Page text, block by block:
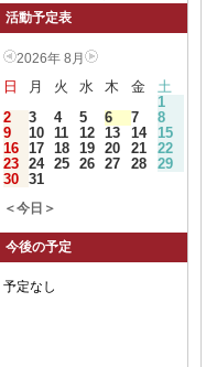
活動予定表
2026年 8月
日 月 火 水 木 金
土
1
2
3 4 5 6 7
8
9
10 11 12 13 14
15
16 17 18 19 20 21
22
23 24 25 26 27 28
29
30 31
＜今日＞
今後の予定
予定なし